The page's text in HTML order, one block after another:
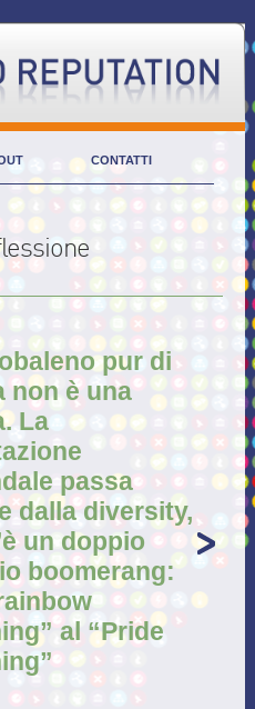
CONTATTI
pur di
non è una
La
passa
dalla diversity,
un doppio
boomerang:
al “Pride